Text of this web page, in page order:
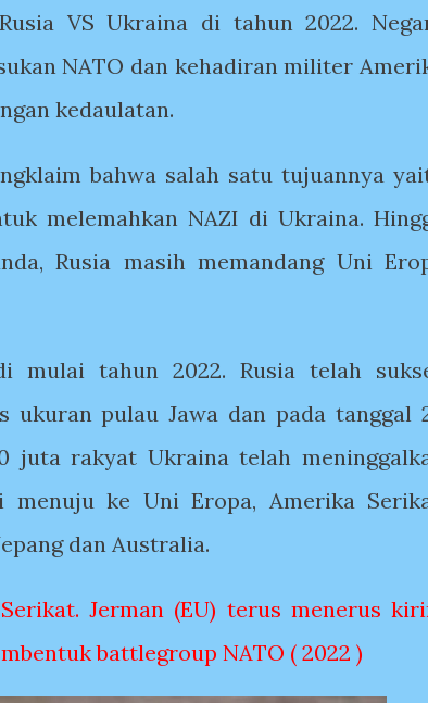
VS Ukraina di tahun 2022.
NATO dan kehadiran militer
kedaulatan.
bahwa salah satu tujuannya
melemahkan NAZI di Ukraina.
Rusia masih memandang Uni
mulai tahun 2022. Rusia telah
ukuran pulau Jawa dan pada tanggal
juta rakyat Ukraina telah
menuju ke Uni Eropa, Amerika
dan Australia.
Jerman (EU) terus menerus
battlegroup NATO ( 2022 )